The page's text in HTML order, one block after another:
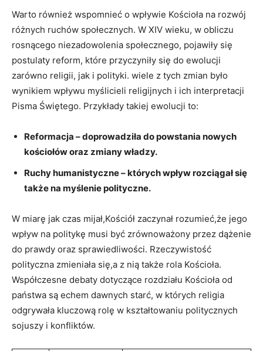
Warto również wspomnieć o wpływie Kościoła na rozwój
różnych ruchów społecznych. W XIV wieku, w obliczu
rosnącego niezadowolenia społecznego, pojawiły się
postulaty reform, które przyczyniły się do ewolucji
zarówno religii, jak i polityki. wiele z tych zmian było
wynikiem wpływu myślicieli religijnych i ich interpretacji
Pisma Świętego. Przykłady takiej ewolucji to:
Reformacja – doprowadziła do powstania nowych
kościołów oraz zmiany władzy.
Ruchy humanistyczne – których wpływ rozciągał się
także na myślenie polityczne.
W miarę jak czas mijał,Kościół zaczynał rozumieć,że jego
wpływ na politykę musi być zrównoważony przez dążenie
do prawdy oraz sprawiedliwości. Rzeczywistość
polityczna zmieniała się,a z nią także rola Kościoła.
Współczesne debaty dotyczące rozdziału Kościoła od
państwa są echem dawnych starć, w których religia
odgrywała kluczową rolę w kształtowaniu politycznych
sojuszy i konfliktów.